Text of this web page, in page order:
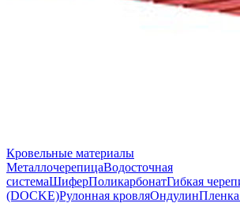
Кровельные материалы
МеталлочерепицаВодосточная
системаШиферПоликарбонатГибкая
(DOCKE)Рулонная кровляОндулинПленка